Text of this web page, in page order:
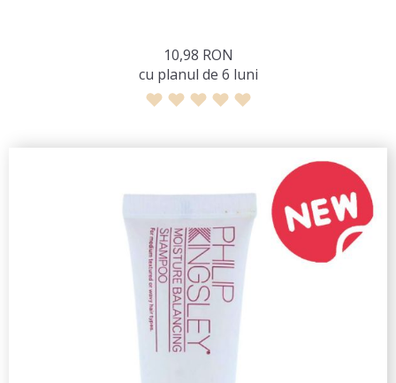
10,98 RON
сu planul de 6 luni